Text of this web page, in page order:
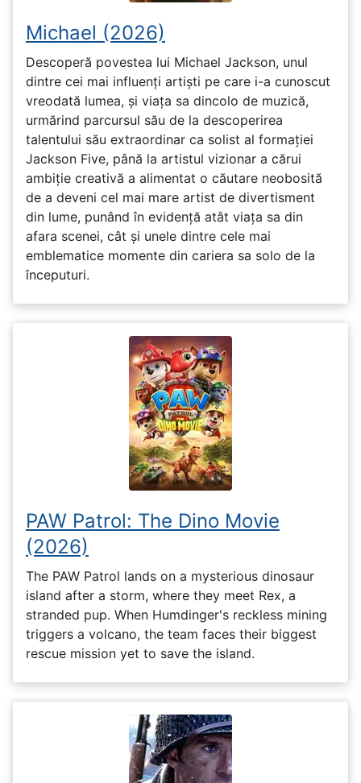
Michael (2026)
Descoperă povestea lui Michael Jackson, unul
dintre cei mai influenți artiști pe care i-a cunoscut
vreodată lumea, și viața sa dincolo de muzică,
urmărind parcursul său de la descoperirea
talentului său extraordinar ca solist al formației
Jackson Five, până la artistul vizionar a cărui
ambiție creativă a alimentat o căutare neobosită
de a deveni cel mai mare artist de divertisment
din lume, punând în evidență atât viața sa din
afara scenei, cât și unele dintre cele mai
emblematice momente din cariera sa solo de la
începuturi.
PAW Patrol: The Dino Movie
(2026)
The PAW Patrol lands on a mysterious dinosaur
island after a storm, where they meet Rex, a
stranded pup. When Humdinger's reckless mining
triggers a volcano, the team faces their biggest
rescue mission yet to save the island.